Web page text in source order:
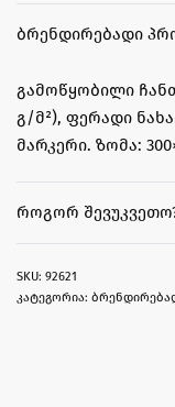
ᲑᲠᲔᲜᲓᲘᲠᲔᲑᲐᲓᲘ
გამოწყობილი
გ/მ²), ფერადი
მარკერი. ზომა:
ᲠᲝᲒᲝᲠ
92621
კატეგორია: